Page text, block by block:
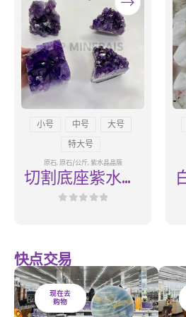
小号 中号
大号
特大号
原石, 原石/公斤, 紫水晶晶簇
切割底座紫水晶
快点交易
现在去
购物